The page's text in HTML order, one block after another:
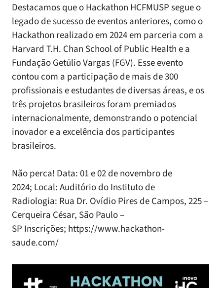
Destacamos que o Hackathon HCFMUSP segue o
legado de sucesso de eventos anteriores, como o
Hackathon realizado em 2024 em parceria com a
Harvard T.H. Chan School of Public Health e a
Fundação Getúlio Vargas (FGV). Esse evento
contou com a participação de mais de 300
profissionais e estudantes de diversas áreas, e os
três projetos brasileiros foram premiados
internacionalmente, demonstrando o potencial
inovador e a excelência dos participantes
brasileiros.
Não perca! Data: 01 e 02 de novembro de
2024; Local: Auditório do Instituto de
Radiologia: Rua Dr. Ovídio Pires de Campos, 225 –
Cerqueira César, São Paulo –
SP Inscrições; https://www.hackathon-
saude.com/